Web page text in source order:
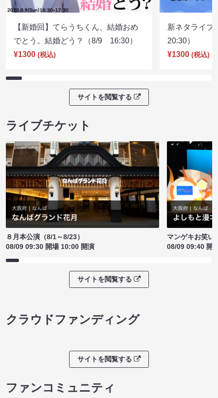
【新婚回】てらうちくん、結婚おめ
でとう。結婚どう？（8/9 16:30）
¥1300 (税込)
新ネタライ
20:30）
¥1300 (税込)
サイトを閲覧する
ライブチケット
８月本公演（8/1～8/23）
08/09 09:30 開場 10:00 開演
マンゲキお笑い
08/09 09:40 開
サイトを閲覧する
クラウドファンディング
サイトを閲覧する
ファンコミュニティ